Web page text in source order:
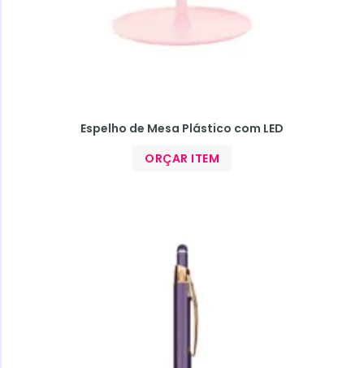
Espelho de Mesa Plástico com LED
ORÇAR ITEM